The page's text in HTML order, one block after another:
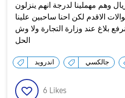
عليه ٤٠٠٠ ريال وهم مهملينا لدرجة انهم ينزلون
الاقدم لكن احنا ساحبين علينا
بلاغ عند وزارة التجارة ولا وش
الحل
اندرويد جالكسي
6 Likes